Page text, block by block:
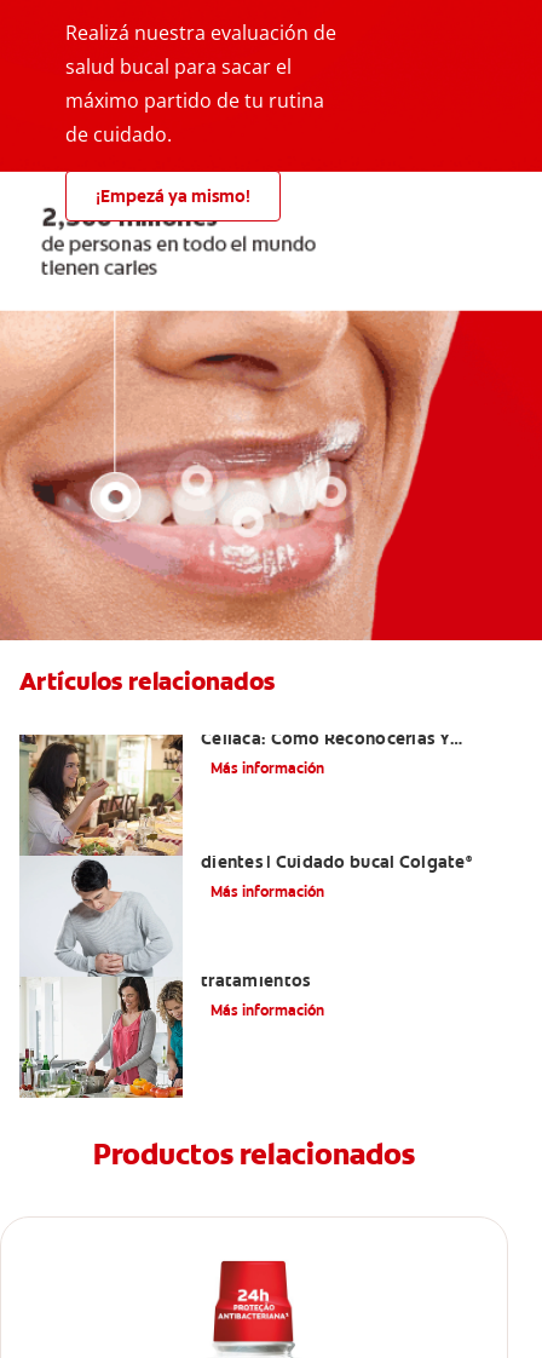
Realizá nuestra evaluación de
salud bucal para sacar el
máximo partido de tu rutina
de cuidado.
¡Empezá ya mismo!
Artículos relacionados
Celíaca: Cómo Reconocerlas Y
Tratarlas
Más información
dientes | Cuidado bucal Colgate®
Más información
tratamientos
Más información
Productos relacionados